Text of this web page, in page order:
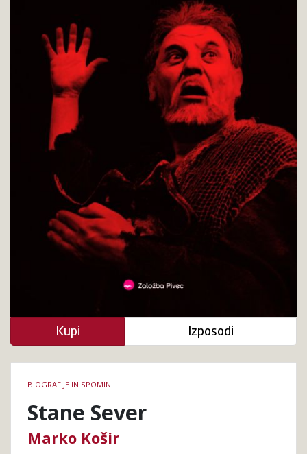
knjige
BIOGRAFIJE IN SPOMINI
Stane Sever
Marko Košir
Kupi Izposodi